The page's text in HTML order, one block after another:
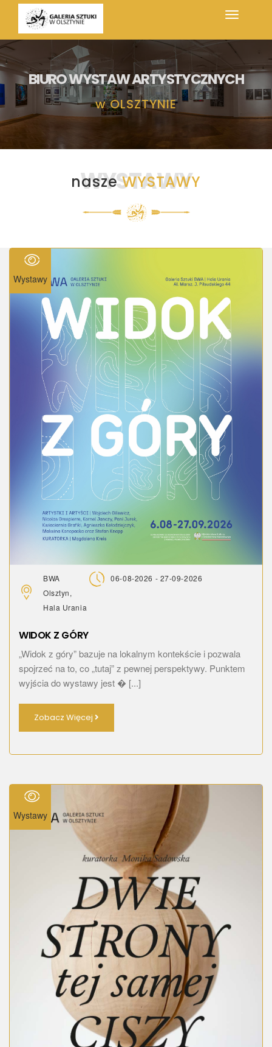
BIURO WYSTAW ARTYSTYCZNYCH
w OLSZTYNIE
WYSTAWY
naszeWYSTAWY
Wystawy
BWA
Olsztyn,
Hala Urania
06-08-2026 - 27-09-2026
WIDOK Z GÓRY
„Widok z góry” bazuje na lokalnym kontekście i pozwala
spojrzeć na to, co „tutaj” z pewnej perspektywy. Punktem
wyjścia do wystawy jest � [...]
Zobacz Więcej
Wystawy